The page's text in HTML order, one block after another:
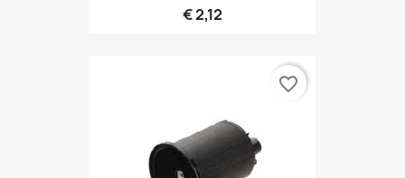
€ 2,12
favorite_border